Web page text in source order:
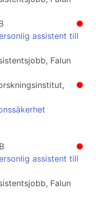
●
assistent till
Falun
●
●
assistent till
Falun